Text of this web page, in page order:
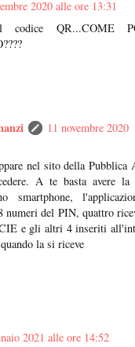
2020 alle ore 13:31
QR...COME
11 novembre 2020
nel sito della Pubblica
A te basta avere la
smartphone,
numeri del PIN, quattro
e gli altri 4 inseriti
la si riceve
2021 alle ore 14:52